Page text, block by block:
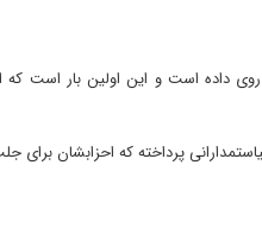
داده است و این اولین بار است که
پرداخته که احزابشان برای